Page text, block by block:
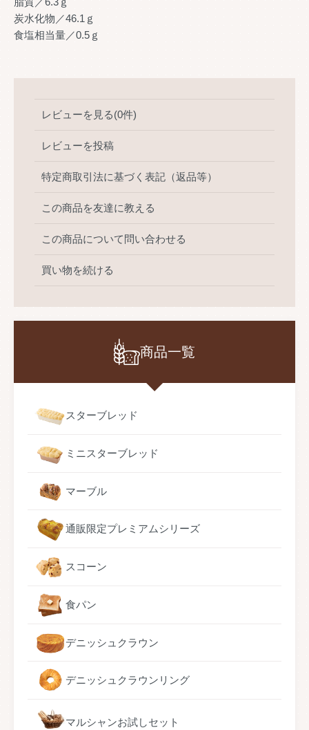
炭水化物／46.1ｇ
食塩相当量／0.5ｇ
レビューを見る(0件)
レビューを投稿
特定商取引法に基づく表記（返品等）
この商品を友達に教える
この商品について問い合わせる
買い物を続ける
商品一覧
スターブレッド
ミニスターブレッド
マーブル
通販限定プレミアムシリーズ
スコーン
食パン
デニッシュクラウン
デニッシュクラウンリング
マルシャンお試しセット